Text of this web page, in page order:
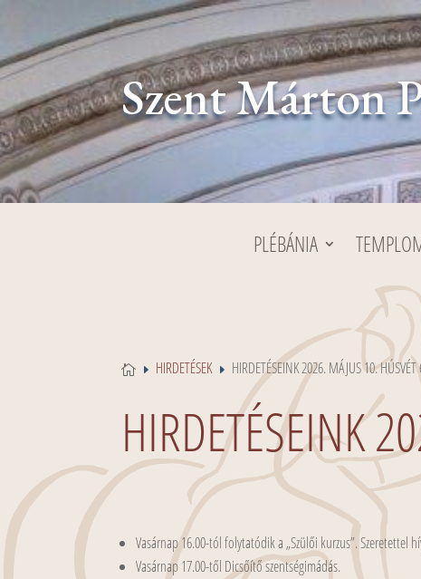
Szent Márton
PLÉBÁNIA
 E HIRDETÉSEK E HIRDETÉSEINK 2026. MÁJUS 10. HÚSVÉT
HIRDETÉSEINK
Vasárnap 16.00-tól folytatódik a „Szülői kurzus”.
Vasárnap 17.00-től Dicsőítő szentségimádás.